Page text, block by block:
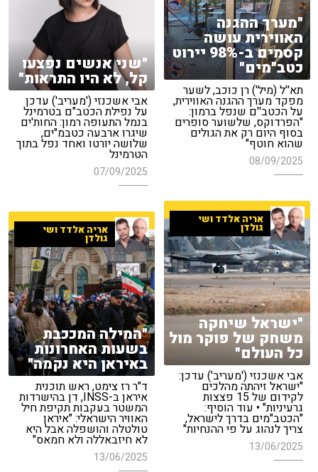
"מערך ההגנה
האווירית עושה
קסמים ב-98% יירוט
כטב"מים"
תא''ל (מיל') רן כוכב, לשער
מפקד מערך ההגנה האווירית,
על הכטב''ם שנפל ברמון:
"הפרדוקס, שלשוער סופרים
בסוף היום רק את הגולים
שהוא חוטף"
08/09/2025
"שני אנשים נפצעו
קל, לא היו התראות"
אבי אשכנזי ('מעריב') עדכן
על נפילת הכטב"ם בטרמינל
בנמל התעופה רמון: החות'ים
שיגרו ארבעה כטבמ"ים,
שלושה יורטו ואחד נפל בתוך
הטרמינל
07/09/2025
אריה אלדד ושי
גולדן
"ישראל שיחקה
משחק של פוקר מול
כל העולם"
אבי אשכנזי ('מעריב') עדכן:
"ישראל זיהתה מהלכים
לקידום של 15 פצצות
גרעיניות" • עוד הוסיף:
"הכטב"מים בדרך לישראל,
צריך לנהוג על פי ההנחיות"
13/06/2025
אריה אלדד ושי
גולדן
"המילה המככבת
בשעות האחרונות
באיראן היא נקמה"
ד"ר רז צימט, ראש תוכנית
איראן ב-INSS, דן בהישרדות
המשטר בעקבות תקיפת חיל
האוויר הישראלי: "איראן
טולטלה והושפלה אבל היא
לא חיזבאללה ולא חמאס"
13/06/2025